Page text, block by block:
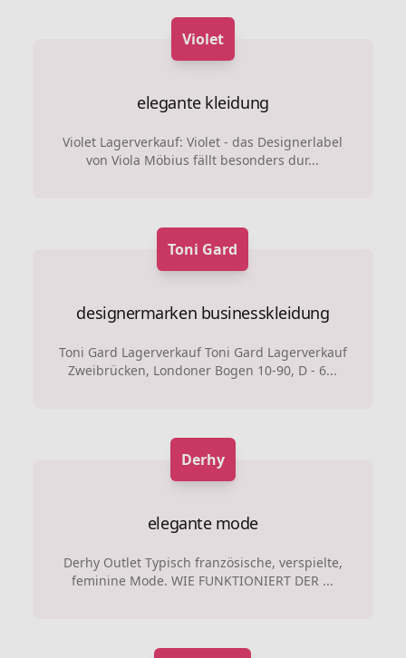
Violet
elegante kleidung
Violet Lagerverkauf: Violet - das Designerlabel
von Viola Möbius fällt besonders dur...
Toni Gard
designermarken businesskleidung
Toni Gard Lagerverkauf Toni Gard Lagerverkauf
Zweibrücken, Londoner Bogen 10-90, D - 6...
Derhy
elegante mode
Derhy Outlet Typisch französische, verspielte,
feminine Mode. WIE FUNKTIONIERT DER ...